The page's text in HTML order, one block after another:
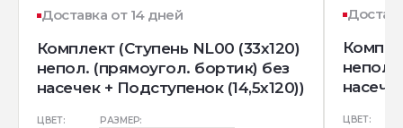
Доставка от 14 дней
Комплект (Ступень NL00 (33x120)
непол. (прямоугол. бортик) без
насечек + Подступенок (14,5x120))
ЦВЕТ: РАЗМЕР:
непол.
ЦВЕТ: